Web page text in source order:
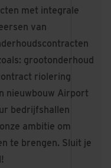
met integrale
van
grootonderhoud
riolering
nieuwbouw Airport
bedrijfshallen
ambitie om
te brengen. Sluit je